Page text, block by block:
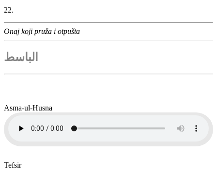
22.
Onaj koji pruža i otpušta
الباسط
Asma-ul-Husna
Tefsir